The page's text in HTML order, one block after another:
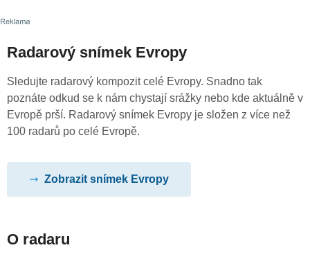
Radarový snímek Evropy
Sledujte radarový kompozit celé Evropy. Snadno tak
poznáte odkud se k nám chystají srážky nebo kde aktuálně v
Evropě prší. Radarový snímek Evropy je složen z více než
100 radarů po celé Evropě.
Zobrazit snímek Evropy
O radaru